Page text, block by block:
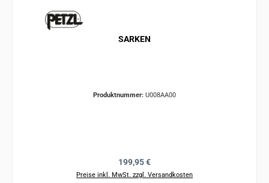
SARKEN
Produktnummer: U008AA00
Regulärer Preis:
199,95 €
Preise inkl. MwSt. zzgl. Versandkosten